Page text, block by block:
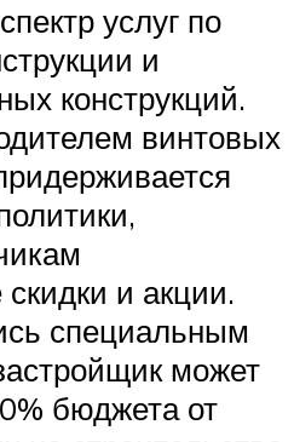
услуг по
и
конструкций.
винтовых
и акции.
специальным
может
бюджета от